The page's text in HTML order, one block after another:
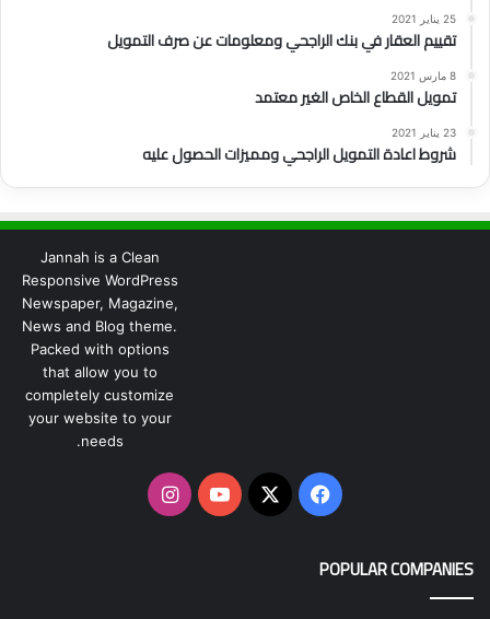
25 يناير 2021
تقييم العقار في بنك الراجحي ومعلومات عن صرف التمويل
8 مارس 2021
تمويل القطاع الخاص الغير معتمد
23 يناير 2021
شروط اعادة التمويل الراجحي ومميزات الحصول عليه
Jannah is a Clean
Responsive WordPress
Newspaper, Magazine,
News and Blog theme.
Packed with options
that allow you to
completely customize
your website to your
needs.
فيسبوك
‫X
‫YouTubeانستقرام
POPULAR COMPANIES